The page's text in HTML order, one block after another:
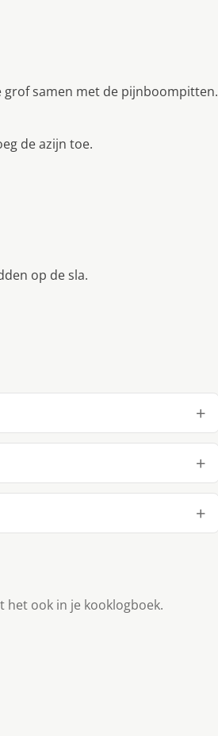
grof samen met de pijnboompitten.
de azijn toe.
op de sla.
ook in je kooklogboek.